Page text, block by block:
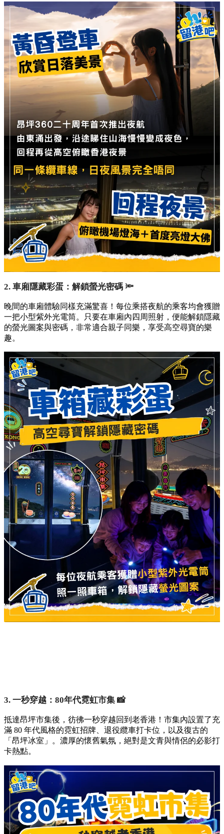
2. 車廂隱藏彩蛋：解鎖螢光密碼 🔦
晚間的車廂體驗同樣充滿驚喜！每位乘搭夜航的乘客均會獲贈
一把小型紫外光電筒。只要在車廂內四周照射，便能解鎖隱藏
的螢光圖案與密碼，非常適合親子同樂，享受高空尋寶的樂
趣。
3. 一秒穿越：80年代霓虹市集 📸
抵達昂坪市集後，彷彿一秒穿越回到老香港！市集內設置了充
滿 80 年代風格的霓虹招牌、退役纜車打卡位，以及復古的
「昂坪冰室」。濃厚的懷舊氣氛，絕對是文青與情侶的必影打
卡熱點。